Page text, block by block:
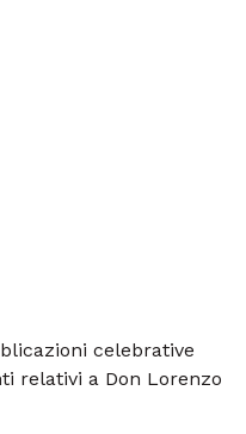
celebrative
relativi a Don Lorenzo